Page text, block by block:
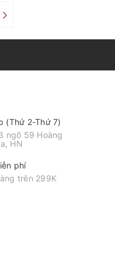
(Thứ 2-Thứ 7)
ngõ 59 Hoàng
HN
phí
trên 299K